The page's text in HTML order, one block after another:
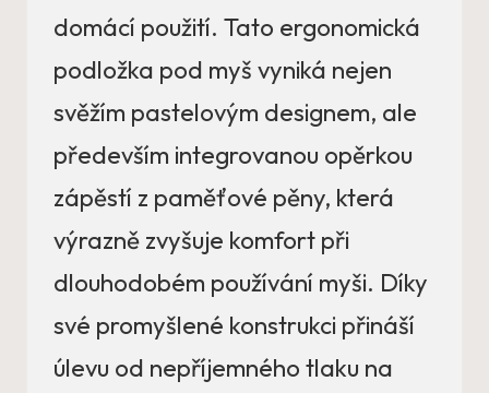
domácí použití. Tato ergonomická
podložka pod myš vyniká nejen
svěžím pastelovým designem, ale
především integrovanou opěrkou
zápěstí z paměťové pěny, která
výrazně zvyšuje komfort při
dlouhodobém používání myši. Díky
své promyšlené konstrukci přináší
úlevu od nepříjemného tlaku na